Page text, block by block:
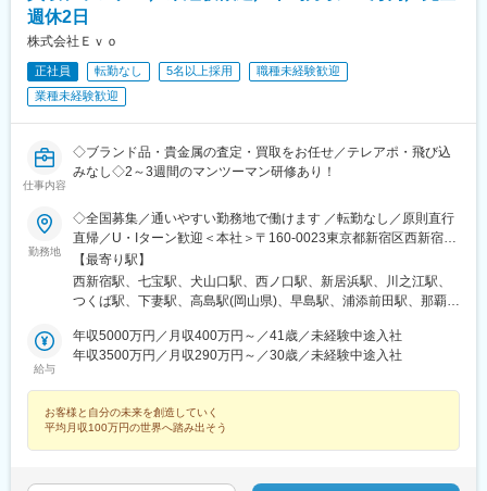
駅、大山駅(東京都)、モレラ岐阜駅、千歳駅(北海道)、卸町駅(宮城
県)、伏屋駅、吉塚駅、伊予三島駅、友部駅、花崎駅、偕楽園駅、
守谷駅、ゆめみ野駅、北春日部駅、上星川駅、善行駅、三崎口
駅、内宿駅、柏の葉キャンパス駅、岩瀬駅、古河駅、鶴瀬駅、東
武動物公園駅、上板橋駅、本厚木駅、亀戸水神駅、東千葉駅、高
田駅(神奈川県)、向ケ丘遊園駅、北山田駅(神奈川県)、西武柳沢
駅、川和町駅、雀宮駅、岡本駅(栃木県)、木更津駅、北松戸駅、武
里駅、栗橋駅、樅山駅、湯河原駅、松戸駅、東富岡駅、新鹿沼
駅、楡木駅、原木中山駅、東林間駅、東武宇都宮駅、秩父駅、小
駅、新守谷駅、流山おおたかの森駅、南柏駅、明大前駅、塚原
駅、瀬谷駅、北茅ケ崎駅、千葉ニュータウン中央駅、柏駅、西小
泉駅、公津の杜駅、八街駅、茂原駅、牛浜駅、藤沢駅、雑色駅、
西立川駅、北八王子駅、三鷹駅、曳舟駅、西葛西駅、逗子駅、宮
崎台駅、並木北駅、古淵駅、矢板駅、北真岡駅、伊勢原駅、淵野
港駅(大阪モノレール)、狛江駅、芳賀台駅、学園前駅(奈良県)、上
保原駅、肥後橋駅、下板橋駅、登戸駅、東伏見駅、下総中山駅、
山陽女学園前駅、球場前駅(高知県)、大江橋駅、宇都宮駅東口駅
週休2日
株式会社Ｅｖｏ
正社員 転勤なし 5名以上採用
職種未経験歓迎
業種未経験歓迎
仕事内容
◇ブランド品・貴金属の査定・買取をお任せ／テレアポ・飛び込
みなし◇2～3週間のマンツーマン研修あり！
勤務地
◇全国募集／通いやすい勤務地で働けます ／転勤なし／原則直行
直帰／U・Iターン歓迎＜本社＞〒160-0023東京都新宿区西新宿五
丁目1番1号 住友不動産新宿ファーストタワー3階※転居を伴う転
勤はありません。■その他勤務地・都内23区、関東のプロジェク
ト先やご希望の全国
【最寄り駅】
西新宿駅、七宝駅、犬山口駅、西ノ口駅、新居浜駅、川之江駅、
つくば駅、下妻駅、高島駅(岡山県)、早島駅、浦添前田駅、那覇空
くりこま高原駅、長町一丁目駅、宇治駅(奈良線)、久津川駅、山城
青谷駅、天ケ瀬駅、有佐駅、吉井駅(群馬県)、前橋大島駅、広駅、
駅(三重県)、三瀬谷駅、南鳥海駅、鶴岡駅、赤湯駅、奈古駅、日野
駅(滋賀県)、堅田駅、近江長岡駅、十文字駅、扇田駅、三ツ境駅、
給与
年収5000万円／月収400万円～／41歳／未経験中途入社
年収3500万円／月収290万円～／30歳／未経験中途入社
お客様と自分の未来を創造していく
平均月収100万円の世界へ踏み出そう